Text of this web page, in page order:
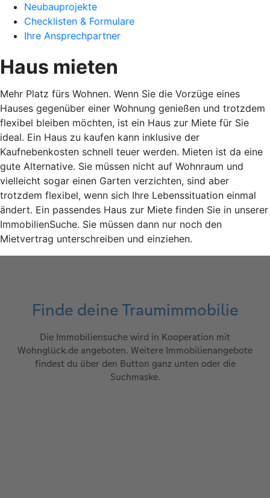
Neubauprojekte
Checklisten & Formulare
Ihre Ansprechpartner
Haus mieten
Mehr Platz fürs Wohnen. Wenn Sie die Vorzüge eines
Hauses gegenüber einer Wohnung genießen und trotzdem
flexibel bleiben möchten, ist ein Haus zur Miete für Sie
ideal. Ein Haus zu kaufen kann inklusive der
Kaufnebenkosten schnell teuer werden. Mieten ist da eine
gute Alternative. Sie müssen nicht auf Wohnraum und
vielleicht sogar einen Garten verzichten, sind aber
trotzdem flexibel, wenn sich Ihre Lebenssituation einmal
ändert. Ein passendes Haus zur Miete finden Sie in unserer
ImmobilienSuche. Sie müssen dann nur noch den
Mietvertrag unterschreiben und einziehen.